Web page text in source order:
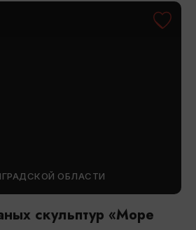
ОБЛАСТИ
скульптур «Море